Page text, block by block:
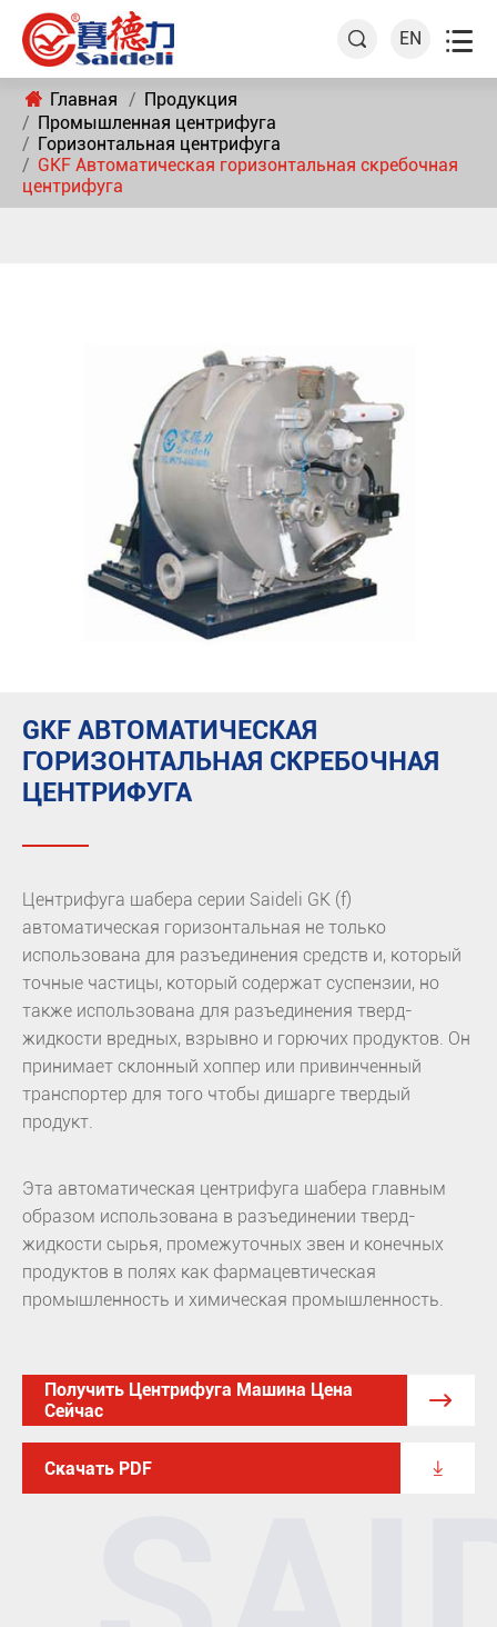
 EN 
Главная
Продукция
Промышленная центрифуга
Горизонтальная центрифуга
GKF Автоматическая горизонтальная скребочная
центрифуга
GKF АВТОМАТИЧЕСКАЯ
ГОРИЗОНТАЛЬНАЯ СКРЕБОЧНАЯ
ЦЕНТРИФУГА
Центрифуга шабера серии Saideli GK (f)
автоматическая горизонтальная не только
использована для разъединения средств и, который
точные частицы, который содержат суспензии, но
также использована для разъединения тверд-
жидкости вредных, взрывно и горючих продуктов. Он
принимает склонный хоппер или привинченный
транспортер для того чтобы дишарге твердый
продукт.
Эта автоматическая центрифуга шабера главным
образом использована в разъединении тверд-
жидкости сырья, промежуточных звен и конечных
продуктов в полях как фармацевтическая
промышленность и химическая промышленность.
Получить Центрифуга Машина Цена
Сейчас

Скачать PDF 